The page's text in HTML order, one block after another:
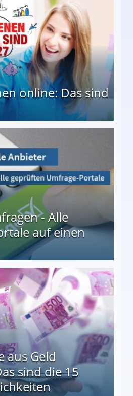
online: Das sind
- Alle
auf einen
aus Geld
sind die 15